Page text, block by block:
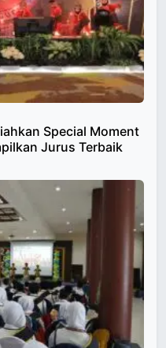
Special Moment
Jurus Terbaik